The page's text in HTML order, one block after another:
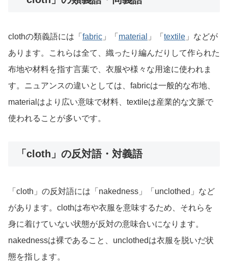
clothの類義語には「 fabric 」「 material 」「 textile 」などが
あります。これらは全て、織ったり編んだりして作られた
布地や材料を指す言葉で、衣服や様々な用途に使われま
す。ニュアンスの違いとしては、fabricは一般的な布地、
materialはより広い意味で材料、textileは産業的な文脈で
使われることが多いです。
「cloth」の反対語・対義語
「cloth」の反対語には「nakedness」「unclothed」など
があります。clothは布や衣服を意味するため、それらを
身に着けていない状態が反対の意味合いになります。
nakednessは裸であること、unclothedは衣服を脱いだ状
態を指します。